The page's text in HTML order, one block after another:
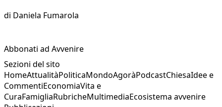
di Daniela Fumarola
Abbonati ad Avvenire
Sezioni del sito
HomeAttualitàPoliticaMondoAgoràPodcastChiesaIdee e
CommentiEconomiaVita e
CuraFamigliaRubricheMultimediaEcosistema avvenire